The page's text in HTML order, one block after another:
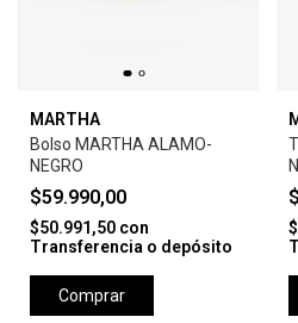
MARTHA
Bolso MARTHA ALAMO-
NEGRO
$59.990,00
$50.991,50 con
Transferencia o depósito
Comprar